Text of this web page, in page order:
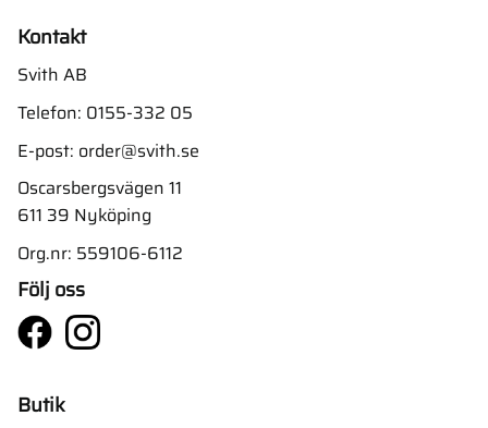
Kontakt
Svith AB
Telefon: 0155-332 05
E-post: order@svith.se
Oscarsbergsvägen 11
611 39 Nyköping
Org.nr: 559106-6112
Följ oss
Butik